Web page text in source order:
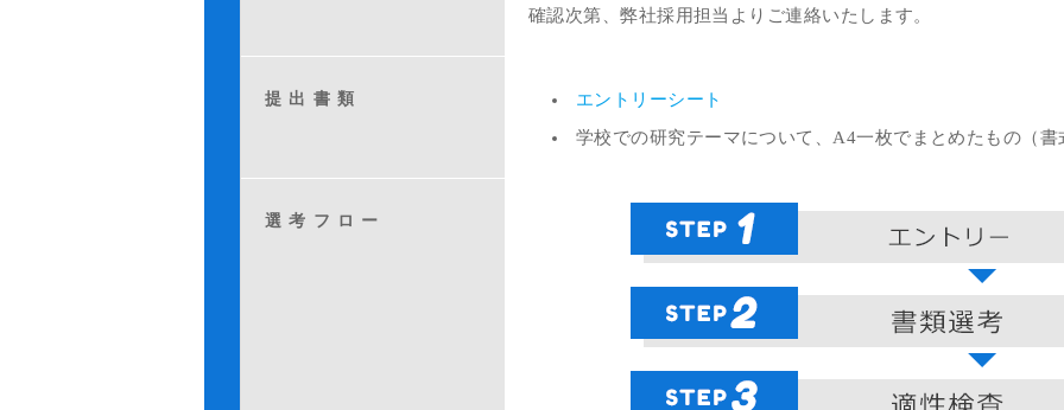
確認次第、弊社採用担当よりご連絡いたします。
提出書類
エントリーシート
学校での研究テーマについて、A4一枚でまとめたもの（書
選考フロー